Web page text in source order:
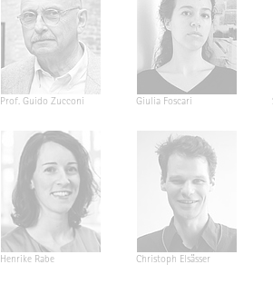
Prof. Guido Zucconi Giulia Foscari
Henrike Rabe Christoph Elsässer